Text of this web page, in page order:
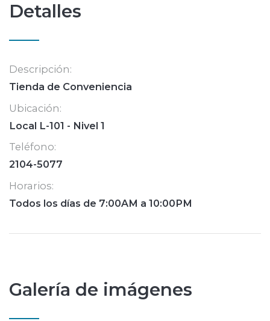
Detalles
Descripción:
Tienda de Conveniencia
Ubicación:
Local L-101 - Nivel 1
Teléfono:
2104-5077
Horarios:
Todos los días de 7:00AM a 10:00PM
Galería de imágenes